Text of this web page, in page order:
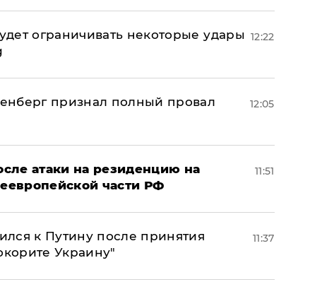
ограничивать некоторые удары 12:22
признал полный провал
12:05
атаки на резиденцию на
части РФ
11:51
к Путину после принятия
Украину"
11:37